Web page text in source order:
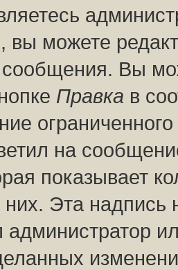
можете
Вы
Правка в
на
показывает
них. Эта
администратор